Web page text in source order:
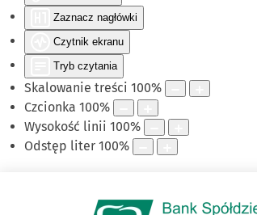
Zaznacz nagłówki
Czytnik ekranu
Tryb czytania
Skalowanie treści 100%
Czcionka 100%
Wysokość linii 100%
Odstęp liter 100%